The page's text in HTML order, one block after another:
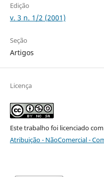
Edição
v. 3 n. 1/2 (2001)
Seção
Artigos
Licença
Este trabalho foi licenciado
Atribuição - NãoComercial -